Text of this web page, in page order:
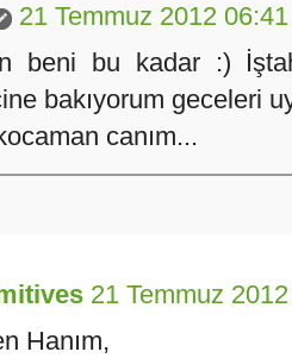
21 Temmuz 2012 06:41
beni bu kadar :)
bakıyorum geceleri
canım...
21 Temmuz
Hanım,